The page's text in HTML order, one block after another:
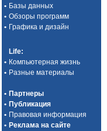
• Базы данных
• Обзоры программ
• Графика и дизайн
Life:
• Компьютерная жизнь
• Разные материалы
• Партнеры
• Публикация
• Правовая информация
• Реклама на сайте